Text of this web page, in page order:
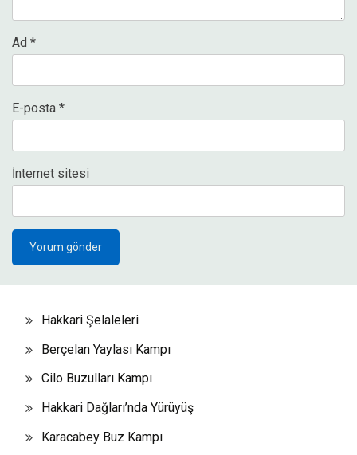
Ad *
E-posta *
İnternet sitesi
Hakkari Şelaleleri
Berçelan Yaylası Kampı
Cilo Buzulları Kampı
Hakkari Dağları’nda Yürüyüş
Karacabey Buz Kampı